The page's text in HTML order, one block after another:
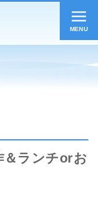
MENU
ランチorお